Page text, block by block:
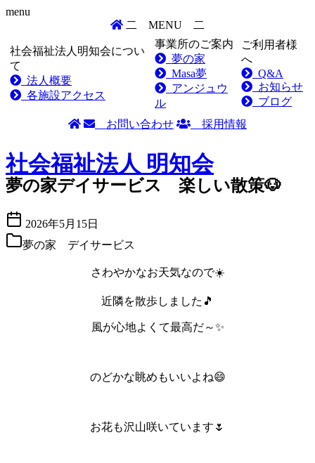
menu
二
MENU 二
社会福祉法人明知会につい
て
法人概要
各施設アクセス
事業所のご案内
夢の家
Masa夢
アンジュウ
ル
ご利用者様
へ
Q&A
お知らせ
ブログ
お問い合わせ
採用情報
to
content
社会福祉法人 明知会
夢の家デイサービス 楽しい散策🐶
2026年5月15日
夢の家 デイサービス
さわやかなお天気なので☀️
近隣を散歩しました🎵
風が心地よくて最高だ～✨
のどかな眺めもいいよね😄
お花も沢山咲いています🌷